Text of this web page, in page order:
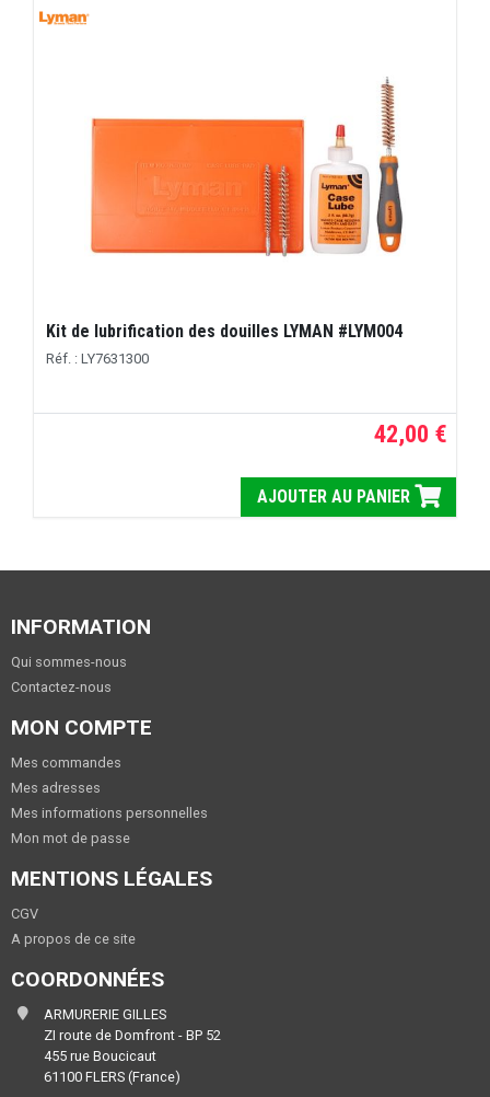
Kit de lubrification des douilles LYMAN #LYM004
Réf. : LY7631300
42,00 €
AJOUTER AU PANIER
INFORMATION
Qui sommes-nous
Contactez-nous
MON COMPTE
Mes commandes
Mes adresses
Mes informations personnelles
Mon mot de passe
MENTIONS LÉGALES
CGV
A propos de ce site
COORDONNÉES
ARMURERIE GILLES
ZI route de Domfront - BP 52
455 rue Boucicaut
61100 FLERS (France)